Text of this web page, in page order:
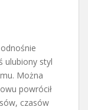
ulubiony styl
Można
powrócił
czasów